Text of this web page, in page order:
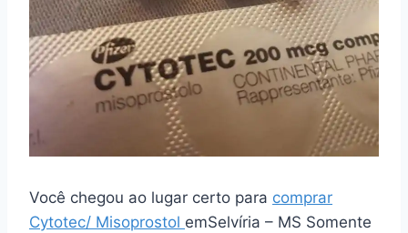
Você chegou ao lugar certo para comprar
Cytotec/ Misoprostol emSelvíria – MS Somente